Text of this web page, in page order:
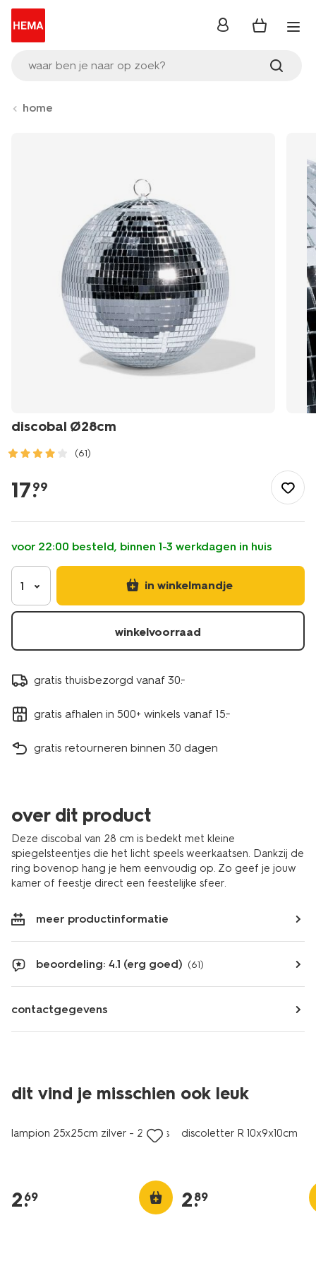
waar ben je naar op zoek?
inloggen
home
discobal Ø28cm
(61)
28cm-
14280398.html
17.
99
voor 22:00 besteld, binnen 1-3 werkdagen in huis
1 in winkelmandje
winkelvoorraad
gratis thuisbezorgd vanaf 30.-
gratis afhalen in 500+ winkels vanaf 15.-
gratis retourneren binnen 30 dagen
over dit product
Deze discobal van 28 cm is bedekt met kleine
spiegelsteentjes die het licht speels weerkaatsen. Dankzij de
ring bovenop hang je hem eenvoudig op. Zo geef je jouw
kamer of feestje direct een feestelijke sfeer.
meer productinformatie
beoordeling: 4.1 (erg goed) (61)
contactgegevens
dit vind je misschien ook leuk
lampion 25x25cm zilver - 2 stuks
2.
69
discoletter R 10x9x10cm
2.
89